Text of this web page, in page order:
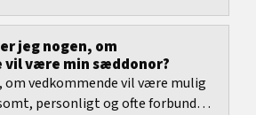
jeg nogen, om
vil være min sæddonor?
om vedkommende vil være mulig
personligt og ofte forbundet